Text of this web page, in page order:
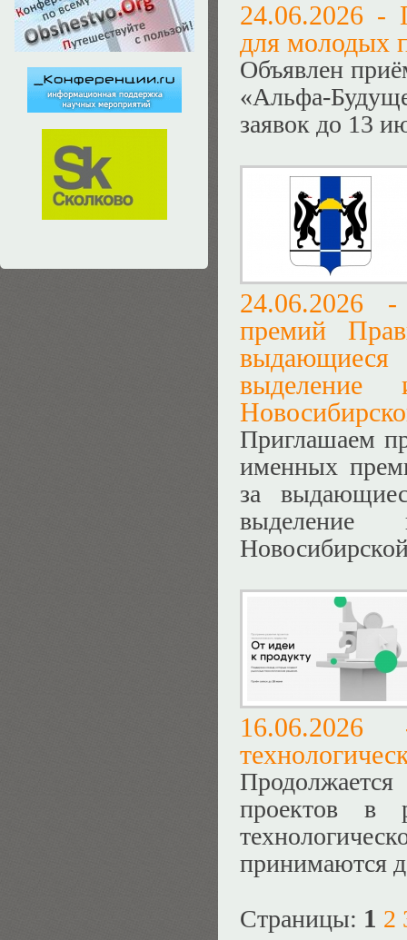
24.06.2026 -
для молодых
Объявлен
«Альфа-
заявок до 13
премий
выделение
Приглашаем
именных
за
выделение
проектов в
принимаются
Страницы: 1 2